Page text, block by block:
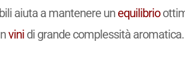
aiuta a mantenere un equilibrio
vini di grande complessità aromatica.